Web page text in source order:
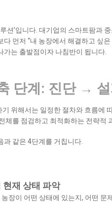
션’입니다. 대기업의 스마트팜과
다 먼저 “내 농장에서 해결하고 싶
가는 출발점이자 나침반이 됩니다.
단계: 진단 →
위해서는 일정한 절차와 흐름에
체를 점검하고 최적화하는 전략적
과 같은 4단계를 거칩니다.
현재 상태 파악
장이 어떤 상태에 있는지, 어떤 문